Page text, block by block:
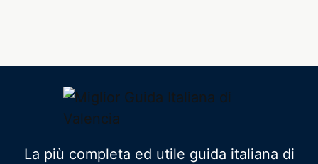
La più completa ed utile guida italiana di